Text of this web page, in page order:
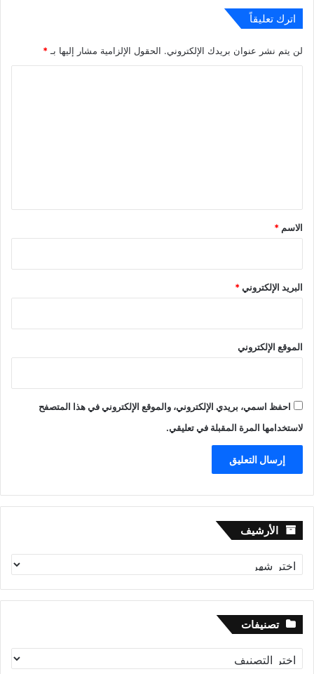
اترك تعليقاً
لن يتم نشر عنوان بريدك الإلكتروني. الحقول الإلزامية مشار إليها بـ *
*
الاسم *
البريد الإلكتروني*
الموقع الإلكتروني
احفظ اسمي، بريدي الإلكتروني، والموقع الإلكتروني في هذا المتصفح
لاستخدامها المرة المقبلة في تعليقي.
الأرشيف الأرشيف
تصنيفات
تصنيفات